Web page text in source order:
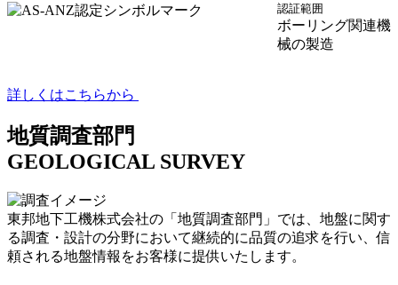
認証範囲
ボーリング関連機
械の製造
詳しくはこちらから
地質調査部門
GEOLOGICAL SURVEY
東邦地下工機株式会社の「地質調査部門」では、地盤に関す
る調査・設計の分野において継続的に品質の追求を行い、信
頼される地盤情報をお客様に提供いたします。